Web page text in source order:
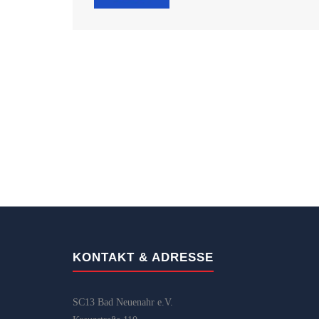
KONTAKT & ADRESSE
SC13 Bad Neuenahr e.V.